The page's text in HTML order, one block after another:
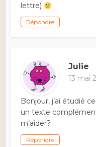
lettre)
Répondre
Julie
13 mai
Bonjour, j’ai étudié
un texte
m’aider?
Répondre